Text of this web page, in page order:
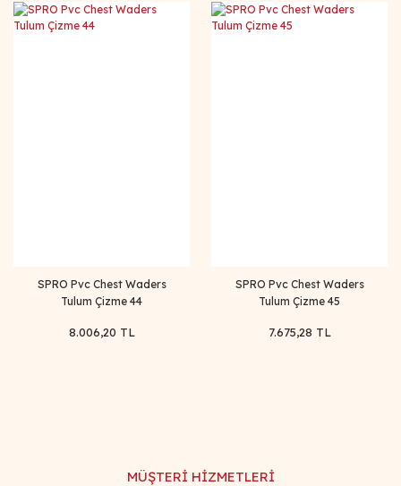
SPRO Pvc Chest Waders
Tulum Çizme 44
8.006,20 TL
SPRO Pvc Chest Waders
Tulum Çizme 45
7.675,28 TL
MÜŞTERİ HİZMETLERİ